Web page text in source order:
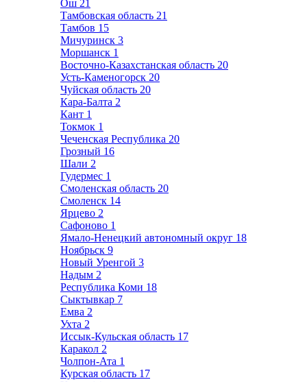
Ош 21
Тамбовская область 21
Тамбов 15
Мичуринск 3
Моршанск 1
Восточно-Казахстанская область 20
Усть-Каменогорск 20
Чуйская область 20
Кара-Балта 2
Кант 1
Токмок 1
Чеченская Республика 20
Грозный 16
Шали 2
Гудермес 1
Смоленская область 20
Смоленск 14
Ярцево 2
Сафоново 1
Ямало-Ненецкий автономный округ 18
Ноябрьск 9
Новый Уренгой 3
Надым 2
Республика Коми 18
Сыктывкар 7
Емва 2
Ухта 2
Иссык-Кульская область 17
Каракол 2
Чолпон-Ата 1
Курская область 17